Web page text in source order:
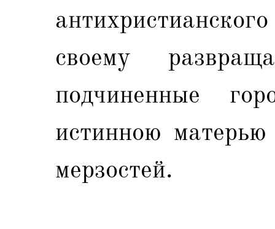
своему
подчиненные
истинною
мерзостей.